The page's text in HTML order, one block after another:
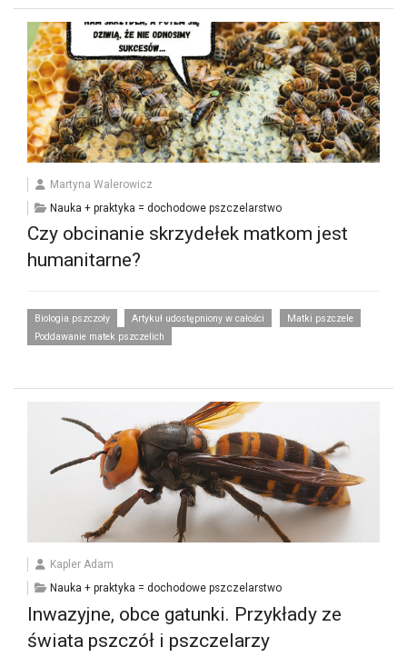
Martyna Walerowicz
Nauka + praktyka = dochodowe pszczelarstwo
Czy obcinanie skrzydełek matkom jest
humanitarne?
Biologia pszczoły Artykuł udostępniony w całości
Matki pszczele
Poddawanie matek pszczelich
Kapler Adam
Nauka + praktyka = dochodowe pszczelarstwo
Inwazyjne, obce gatunki. Przykłady ze
świata pszczół i pszczelarzy